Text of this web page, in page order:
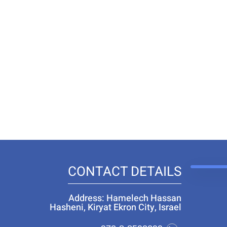
CONTACT DETAILS
Address: Hamelech Hassan
Hasheni, Kiryat Ekron City, Israel